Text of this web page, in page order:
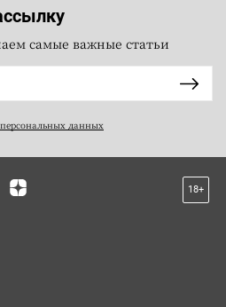
самые важные статьи
данных
18+